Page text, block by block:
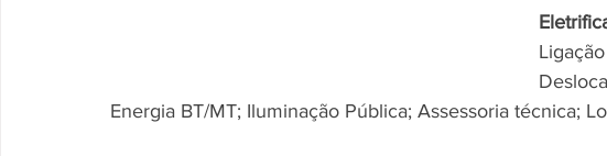
Energia BT/MT; Iluminação Pública; Assessoria técnica;